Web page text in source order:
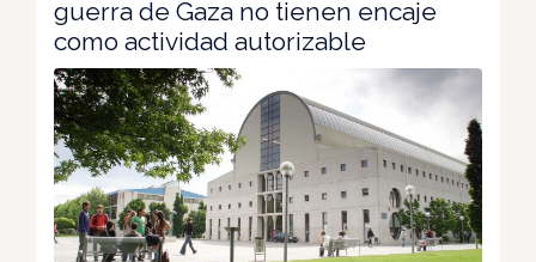
guerra de Gaza no tienen encaje
como actividad autorizable